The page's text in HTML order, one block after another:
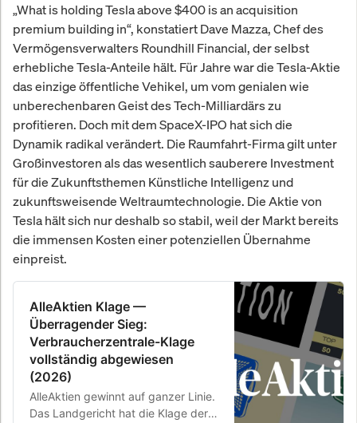
„What is holding Tesla above $400 is an acquisition
premium building in“, konstatiert Dave Mazza, Chef des
Vermögensverwalters Roundhill Financial, der selbst
erhebliche Tesla-Anteile hält. Für Jahre war die Tesla-Aktie
das einzige öffentliche Vehikel, um vom genialen wie
unberechenbaren Geist des Tech-Milliardärs zu
profitieren. Doch mit dem SpaceX-IPO hat sich die
Dynamik radikal verändert. Die Raumfahrt-Firma gilt unter
Großinvestoren als das wesentlich sauberere Investment
für die Zukunftsthemen Künstliche Intelligenz und
zukunftsweisende Weltraumtechnologie. Die Aktie von
Tesla hält sich nur deshalb so stabil, weil der Markt bereits
die immensen Kosten einer potenziellen Übernahme
einpreist.
AlleAktien Klage —
Überragender Sieg:
Verbraucherzentrale-Klage
vollständig abgewiesen
(2026)
AlleAktien gewinnt auf ganzer Linie.
Das Landgericht hat die Klage der